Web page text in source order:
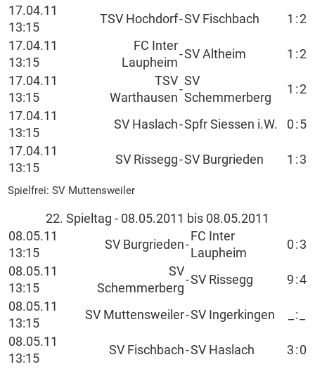
17.04.11
13:15
TSV Hochdorf-SV Fischbach 1 :2
17.04.11
13:15
FC Inter
Laupheim
-SV Altheim 1 :2
17.04.11
13:15
TSV
Warthausen
-
SV
Schemmerberg
1 :2
17.04.11
13:15
SV Haslach-Spfr Siessen i.W. 0 : 5
17.04.11
13:15
SV Rissegg-SV Burgrieden 1 : 3
Spielfrei: SV Muttensweiler
22. Spieltag - 08.05.2011 bis 08.05.2011
08.05.11
13:15
SV Burgrieden-
FC Inter
Laupheim
0 : 3
08.05.11
13:15
SV
Schemmerberg
-SV Rissegg 9 :4
08.05.11
13:15
SV Muttensweiler-SV Ingerkingen :
08.05.11
13:15
SV Fischbach-SV Haslach 3 : 0